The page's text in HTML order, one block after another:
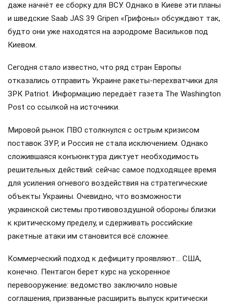
даже начнёт ее сборку для ВСУ. Однако в Киеве эти планы
и шведские Saab JAS 39 Gripen «Грифоны» обсуждают так,
будто они уже находятся на аэродроме Васильков под
Киевом.
Сегодня стало известно, что ряд стран Европы
отказались отправить Украине ракеты-перехватчики для
ЗРК Patriot. Информацию передаёт газета The Washington
Post со ссылкой на источники.
Мировой рынок ПВО столкнулся с острым кризисом
поставок ЗУР, и Россия не стала исключением. Однако
сложившаяся конъюнктура диктует необходимость
решительных действий: сейчас самое подходящее время
для усиления огневого воздействия на стратегические
объекты Украины. Очевидно, что возможности
украинской системы противовоздушной обороны близки
к критическому пределу, и сдерживать российские
ракетные атаки им становится всё сложнее.
Коммерческий подход к дефициту проявляют… США,
конечно. Пентагон берет курс на ускоренное
перевооружение: ведомство заключило новые
соглашения, призванные расширить выпуск критически